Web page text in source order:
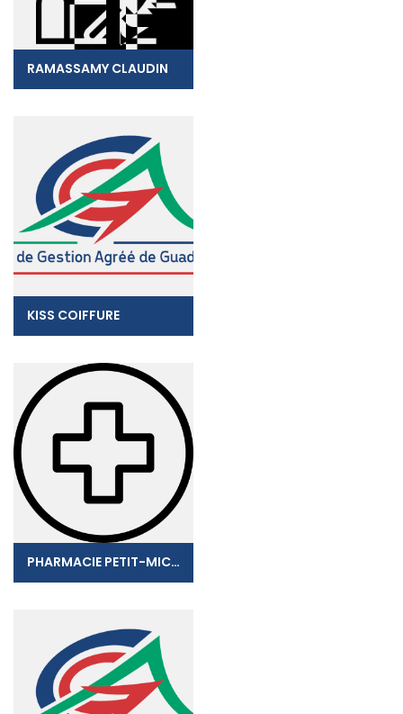
RAMASSAMY CLAUDIN
KISS COIFFURE
PHARMACIE PETIT-MICHEL